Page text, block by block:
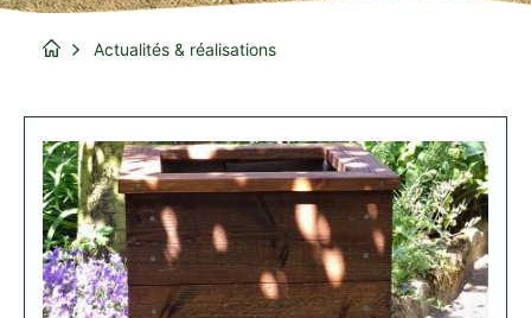
Actualités & réalisations